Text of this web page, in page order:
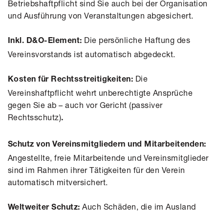
Betriebshaftpflicht sind Sie auch bei der Organisation
und Ausführung von Veranstaltungen abgesichert.
Inkl. D&O-Element: Die persönliche Haftung des
Vereinsvorstands ist automatisch abgedeckt.
Kosten für Rechtsstreitigkeiten: Die
Vereinshaftpflicht wehrt unberechtigte Ansprüche
gegen Sie ab – auch vor Gericht (passiver
Rechtsschutz).
Schutz von Vereinsmitgliedern und Mitarbeitenden:
Angestellte, freie Mitarbeitende und Vereinsmitglieder
sind im Rahmen ihrer Tätigkeiten für den Verein
automatisch mitversichert.
Weltweiter Schutz: Auch Schäden, die im Ausland